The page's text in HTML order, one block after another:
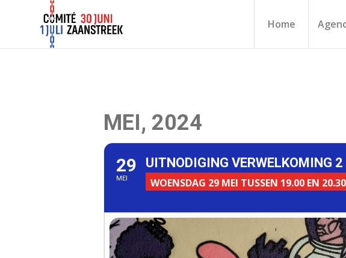
Home
MEI, 2024
29
MEI
UITNODIGING VERWELKOMING
WOENSDAG 29 MEI TUSSEN 19.00 EN